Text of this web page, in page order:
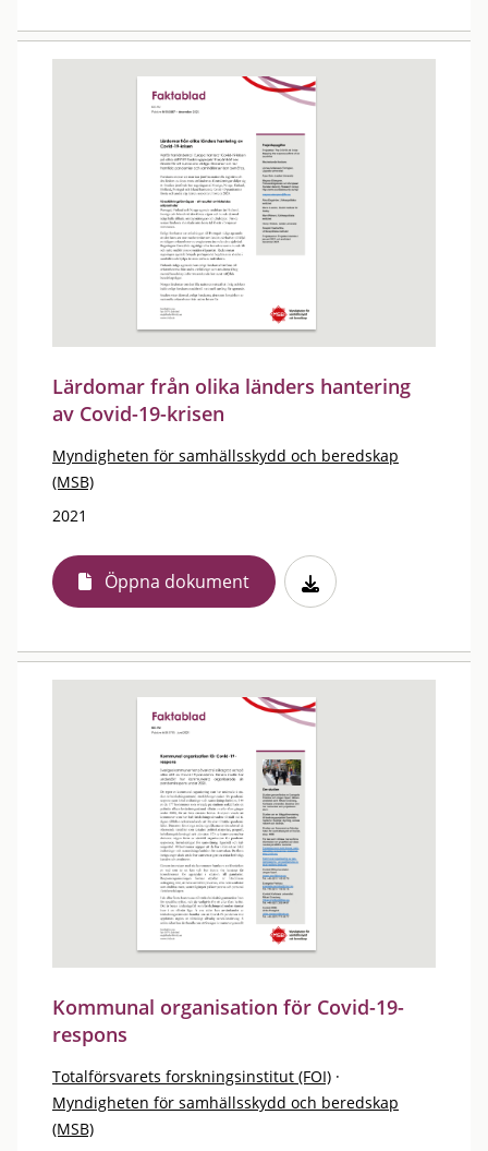
Lärdomar från olika länders hantering
av Covid-19-krisen
Myndigheten för samhällsskydd och beredskap
(MSB)
2021
Öppna dokument
Kommunal organisation för Covid-19-
respons
Totalförsvarets forskningsinstitut (FOI) ·
Myndigheten för samhällsskydd och beredskap
(MSB)